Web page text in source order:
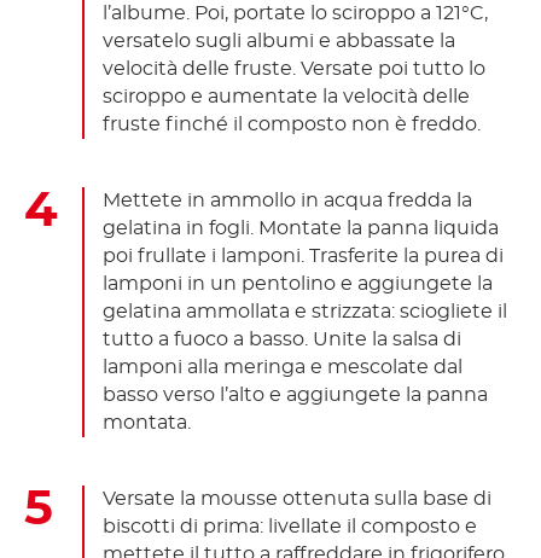
l’albume. Poi, portate lo sciroppo a 121°C,
versatelo sugli albumi e abbassate la
velocità delle fruste. Versate poi tutto lo
sciroppo e aumentate la velocità delle
fruste finché il composto non è freddo.
Mettete in ammollo in acqua fredda la
gelatina in fogli. Montate la panna liquida
poi frullate i lamponi. Trasferite la purea di
lamponi in un pentolino e aggiungete la
gelatina ammollata e strizzata: sciogliete il
tutto a fuoco a basso. Unite la salsa di
lamponi alla meringa e mescolate dal
basso verso l’alto e aggiungete la panna
montata.
Versate la mousse ottenuta sulla base di
biscotti di prima: livellate il composto e